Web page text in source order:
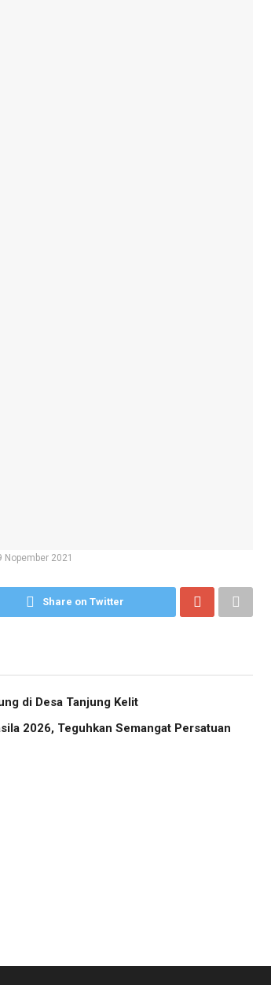
2021
Share on Twitter
di Desa Tanjung Kelit
2026, Teguhkan Semangat Persatuan